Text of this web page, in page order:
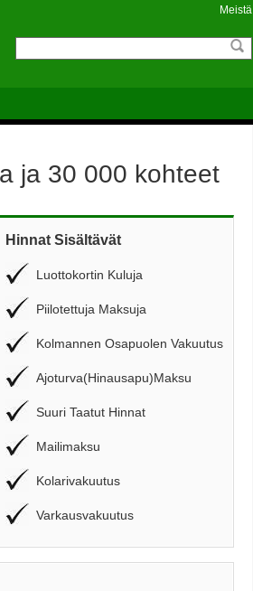
Meistä
ja 30 000 kohteet
Hinnat Sisältävät
Luottokortin Kuluja
Piilotettuja Maksuja
Kolmannen Osapuolen Vakuutus
Ajoturva(Hinausapu)Maksu
Suuri Taatut Hinnat
Mailimaksu
Kolarivakuutus
Varkausvakuutus